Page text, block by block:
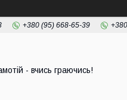
+380 (95) 668-65-39
- вчись граючись!